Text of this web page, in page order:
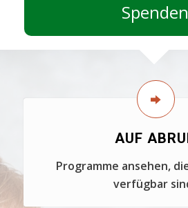
Spenden
AUF
Programme ansehen,
verfügbar